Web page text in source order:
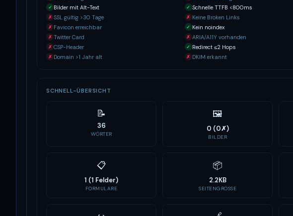
✓ Bilder mit Alt-Text ✓ Schnelle TTFB <800ms
✗ SSL gültig >30 Tage ✗ Keine Broken Links
✗ Favicon erreichbar ✓ Kein noindex
✗ Twitter Card ✗ ARIA/A11Y vorhanden
✗ CSP-Header ✓ Redirect ≤2 Hops
✗ Domain >1 Jahr alt ✗ DKIM erkannt
SCHNELL-ÜBERSICHT
📝
36
WÖRTER
🖼
0 (0✗)
BILDER
📋
1 (1 Felder)
FORMULARE
📦
2.2KB
SEITENGRÖSSE